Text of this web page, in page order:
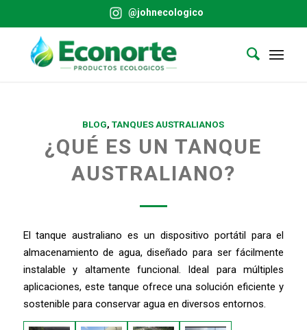
@johnecologico
BLOG,TANQUES AUSTRALIANOS
¿QUÉ ES UN TANQUE
AUSTRALIANO?
El tanque australiano es un dispositivo portátil para el
almacenamiento de agua, diseñado para ser fácilmente
instalable y altamente funcional. Ideal para múltiples
aplicaciones, este tanque ofrece una solución eficiente y
sostenible para conservar agua en diversos entornos.